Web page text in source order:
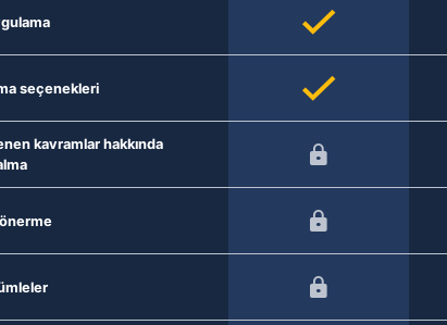
seçenekleri
kavramlar hakkında